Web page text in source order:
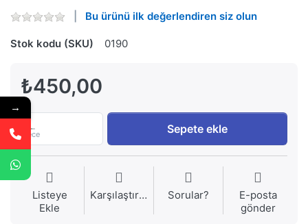
Bu ürünü ilk değerlendiren siz olun
Stok kodu (SKU) 0190
₺450,00
Piece Sepete ekle
Listeye
Ekle
Karşılaştırma Sorular?
E-posta
gönder
→